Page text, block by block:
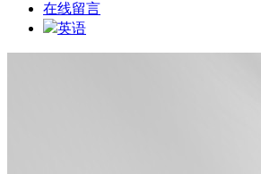
在线留言
英语